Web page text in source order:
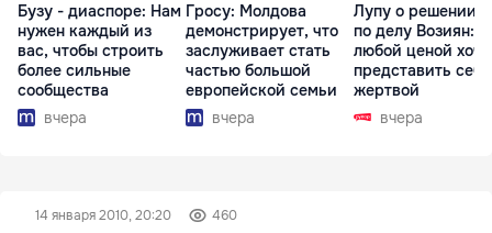
Бузу - диаспоре: Нам
нужен каждый из
вас, чтобы строить
более сильные
сообщества
вчера
Гросу: Молдова
демонстрирует, что
заслуживает стать
частью большой
европейской семьи
вчера
Лупу о решении
по делу Возиян:
любой ценой
представить себя
жертвой
вчера
14 января 2010, 20:20 460